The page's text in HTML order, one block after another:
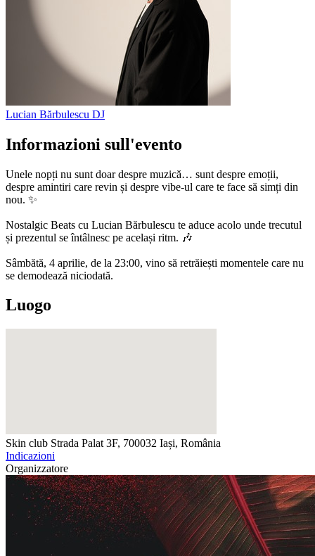
Lucian Bărbulescu DJ
Informazioni sull'evento
Unele nopți nu sunt doar despre muzică… sunt despre emoții,
despre amintiri care revin și despre vibe-ul care te face să simți din
nou. ✨
Nostalgic Beats cu Lucian Bărbulescu te aduce acolo unde trecutul
și prezentul se întâlnesc pe același ritm. 🎶
Sâmbătă, 4 aprilie, de la 23:00, vino să retrăiești momentele care nu
se demodează niciodată.
Luogo
Skin club Strada Palat 3F, 700032 Iași, România
Indicazioni
Organizzatore